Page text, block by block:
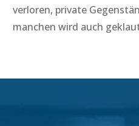
verloren, private
manchen wird auch